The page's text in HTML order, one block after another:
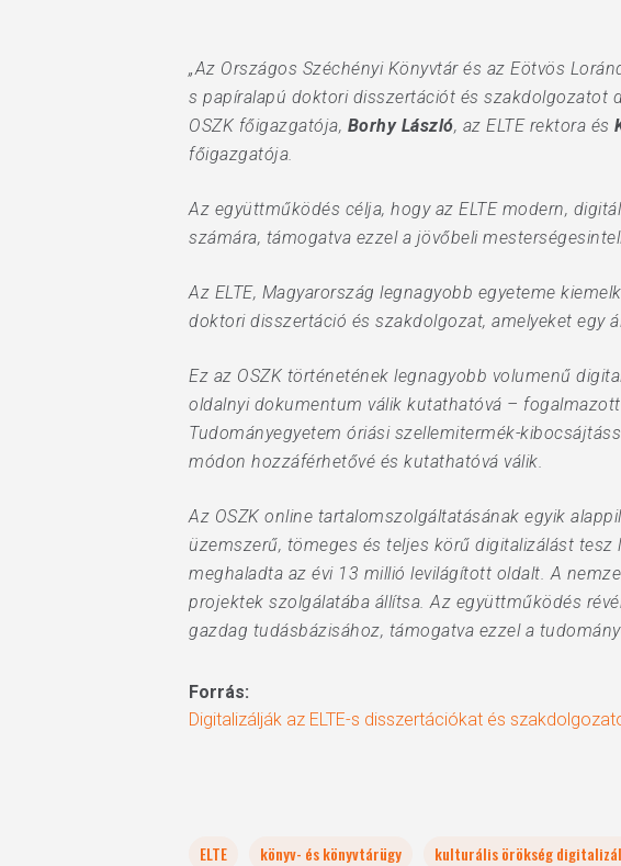
„Az Országos Széchényi Könyvtár és az Eötvös
s papíralapú doktori disszertációt és szakdolgozatot
OSZK főigazgatója, Borhy László, az ELTE rektora és
főigazgatója.
Az együttműködés célja, hogy az ELTE modern,
számára, támogatva ezzel a jövőbeli
Az ELTE, Magyarország legnagyobb egyeteme
doktori disszertáció és szakdolgozat, amelyeket egy
Ez az OSZK történetének legnagyobb volumenű
oldalnyi dokumentum válik kutathatóvá –
Tudományegyetem óriási szellemitermék-
módon hozzáférhetővé és kutathatóvá válik.
Az OSZK online tartalomszolgáltatásának egyik
üzemszerű, tömeges és teljes körű digitalizálást
meghaladta az évi 13 millió levilágított oldalt. A
projektek szolgálatába állítsa. Az együttműködés
gazdag tudásbázisához, támogatva ezzel a
Forrás:
Digitalizálják az ELTE-s disszertációkat és
ELTE könyv- és könyvtárügy kulturális örökség